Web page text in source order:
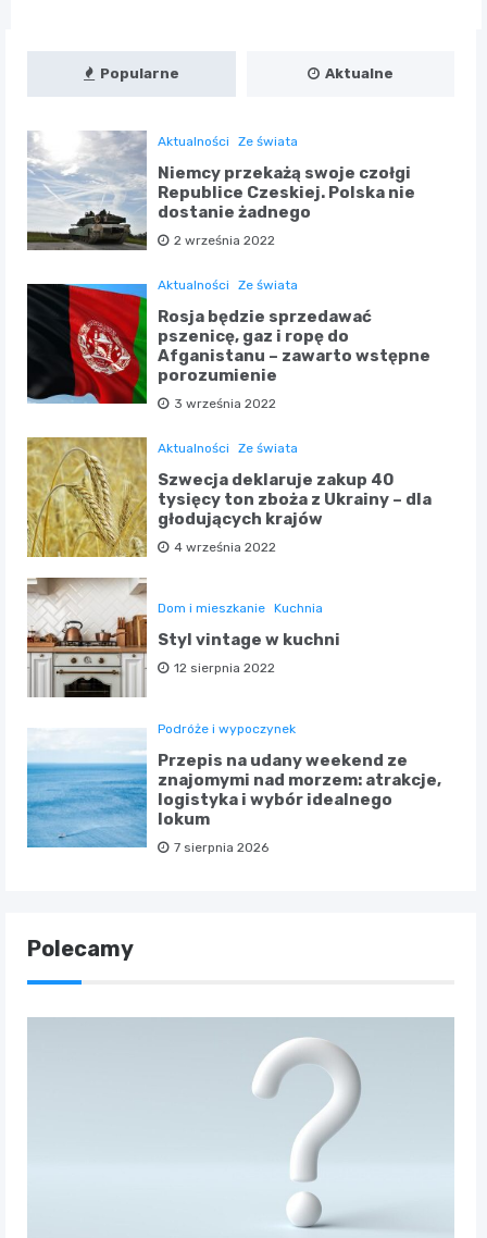
Popularne Aktualne
Aktualności Ze świata
Niemcy przekażą swoje czołgi
Republice Czeskiej. Polska nie
dostanie żadnego
2 września 2022
Aktualności Ze świata
Rosja będzie sprzedawać
pszenicę, gaz i ropę do
Afganistanu – zawarto wstępne
porozumienie
3 września 2022
Aktualności Ze świata
Szwecja deklaruje zakup 40
tysięcy ton zboża z Ukrainy – dla
głodujących krajów
4 września 2022
Dom i mieszkanie Kuchnia
Styl vintage w kuchni
12 sierpnia 2022
Podróże i wypoczynek
Przepis na udany weekend ze
znajomymi nad morzem: atrakcje,
logistyka i wybór idealnego
lokum
7 sierpnia 2026
Polecamy